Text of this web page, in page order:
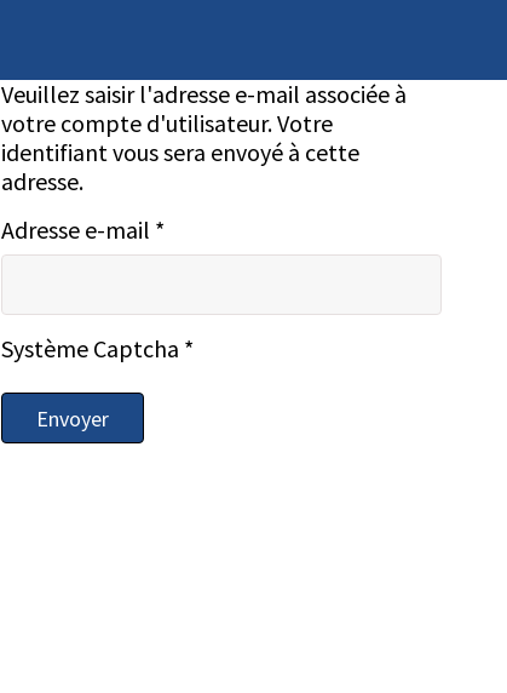
Veuillez saisir l'adresse e-mail associée à
votre compte d'utilisateur. Votre
identifiant vous sera envoyé à cette
adresse.
Adresse e-mail *
Système Captcha *
Envoyer